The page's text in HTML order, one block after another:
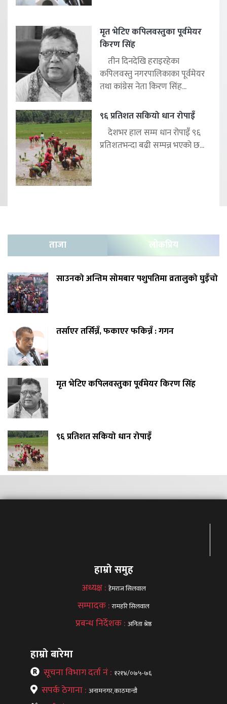
मृत भेटिए कपिलवस्तुका पूर्वमेयर
किरण सिंह
तीन दिनदेखि हराइरहेका
कपिलवस्तु नगरपालिकाका पूर्वमेयर
तथा कांग्रेस नेता किरण सिंह...
९६ प्रतिशत सकियो धान रोपाइँ
देशभर हाल सम्म धान रोपाइँ ९६
प्रतिशतभन्दा बढी सम्पन्न भएको छ...
ताजा लोकप्रिय
साउनको अन्तिम सोमबार पशुपतिमा व्रतालुको घुइँचो
तर्साएर तर्सिन्नँ, फकाएर फकिन्नँ : गगन
मृत भेटिए कपिलवस्तुका पूर्वमेयर किरण सिंह
९६ प्रतिशत सकियो धान रोपाइँ
हाम्रो समुह
अध्यक्ष : हेमराज सिलवाल
सम्पादक :रामहरि सिलवाल
प्रबन्ध निर्देशक : अनिता श्रेष्ठ
हाम्रो बारेमा
सूचना विभाग दर्ता नं : १२१४/०७५-७६
सपर्क ठेगाना : अनामनगर,काठमान्डौ